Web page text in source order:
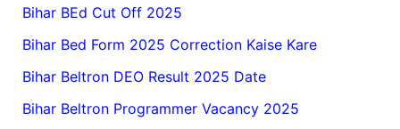
Bihar BEd Cut Off 2025
Bihar Bed Form 2025 Correction Kaise Kare
Bihar Beltron DEO Result 2025 Date
Bihar Beltron Programmer Vacancy 2025